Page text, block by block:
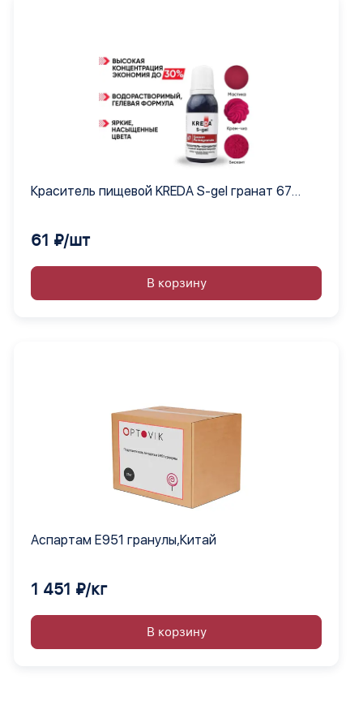
Краситель пищевой KREDA S-gel гранат 67
61 ₽/шт
В корзину
Аспартам Е951 гранулы,Китай
1 451 ₽/кг
В корзину